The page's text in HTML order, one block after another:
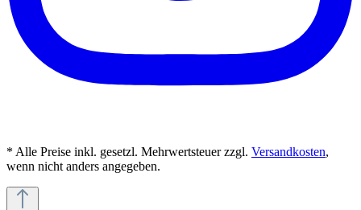
* Alle Preise inkl. gesetzl. Mehrwertsteuer zzgl. Versandkosten,
wenn nicht anders angegeben.